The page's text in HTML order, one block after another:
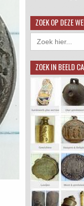
ZOEK OP DEZE
Zoek
naar:
ZOEK IN BEELD